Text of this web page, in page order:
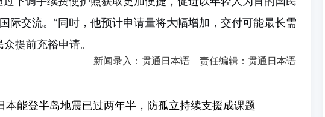
际交流。”同时，他预计申请量将大幅增加，交付可能最长需
提前充裕申请。
新闻录入：贯通日本语 责任编辑：贯通日本语
本能登半岛地震已过两年半，防孤立持续支援成课题